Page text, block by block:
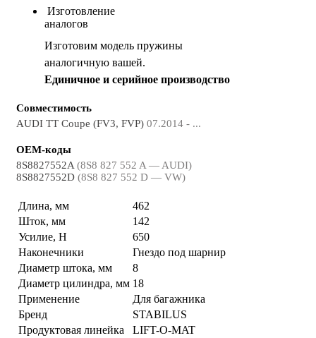
Изготовление
аналогов
Изготовим модель пружины
аналогичную вашей.
Единичное и серийное производство
Совместимость
AUDI TT Coupe (FV3, FVP) 07.2014 - ...
OEM-коды
8S8827552A (8S8 827 552 A — AUDI)
8S8827552D (8S8 827 552 D — VW)
Длина, мм
462
Шток, мм
142
Усилие, Н
650
Наконечники
Гнездо под шарнир
Диаметр штока, мм
8
Диаметр цилиндра, мм 18
Применение
Для багажника
Бренд
STABILUS
Продуктовая линейка
LIFT-O-MAT